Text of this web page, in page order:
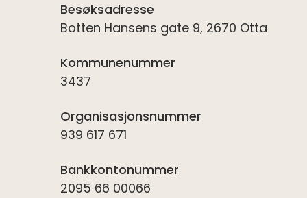
Besøksadresse
Botten Hansens gate 9, 2670 Otta
Kommunenummer
3437
Organisasjonsnummer
939 617 671
Bankkontonummer
2095 66 00066